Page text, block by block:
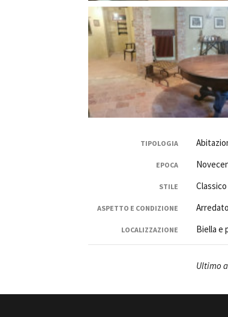
TIPOLOGIA
EPOCA
STILE Classico
ASPETTO E CONDIZIONE Arredato
LOCALIZZAZIONE Biella e
Ultimo